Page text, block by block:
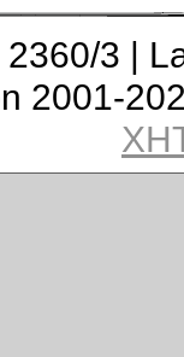
3 |
2001-